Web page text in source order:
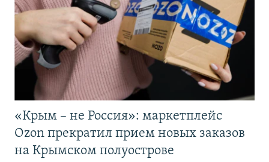
«Крым – не Россия»: маркетплейс
Ozon прекратил прием новых заказов
на Крымском полуострове